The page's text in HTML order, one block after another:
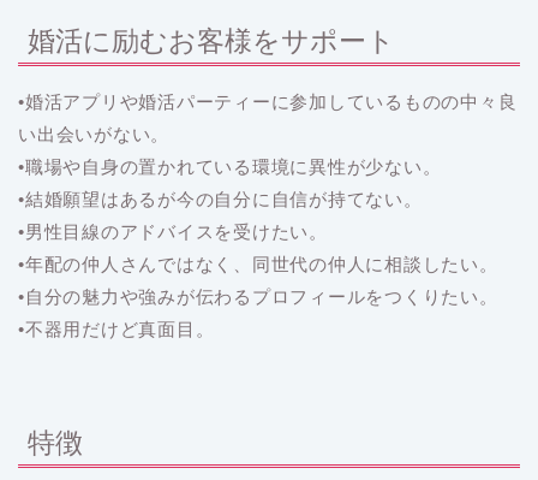
婚活に励むお客様をサポート
•婚活アプリや婚活パーティーに参加しているものの中々良
い出会いがない。
•職場や自身の置かれている環境に異性が少ない。
•結婚願望はあるが今の自分に自信が持てない。
•男性目線のアドバイスを受けたい。
•年配の仲人さんではなく、同世代の仲人に相談したい。
•自分の魅力や強みが伝わるプロフィールをつくりたい。
•不器用だけど真面目。
特徴